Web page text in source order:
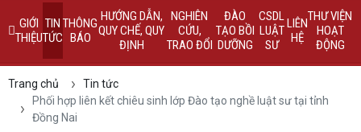
GIỚI
THIỆU
TIN
TỨC
THÔNG
BÁO
HƯỚNG DẪN,
QUY CHẾ, QUY
ĐỊNH
NGHIÊN
CỨU,
TRAO ĐỔI
ĐÀO
TẠO BỒI
DƯỠNG
CSDL
LUẬT
SƯ
LIÊN
HỆ
THƯ VIỆN
HOẠT
ĐỘNG
Trang chủ
Tin tức
Phối hợp liên kết chiêu sinh lớp Đào tạo nghề luật sư tại tỉnh
Đồng Nai